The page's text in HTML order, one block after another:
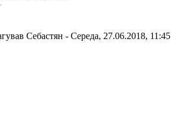
Себастян - Середа, 27.06.2018, 11:45